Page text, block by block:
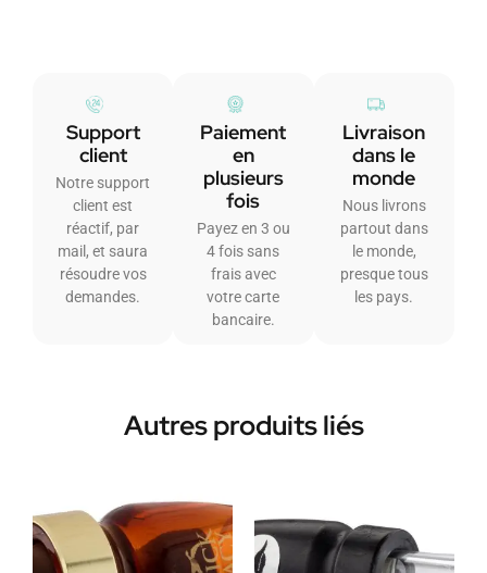
Support
client
Notre support
client est
réactif, par
mail, et saura
résoudre vos
demandes.
Paiement
en
plusieurs
fois
Payez en 3 ou
4 fois sans
frais avec
votre carte
bancaire.
Livraison
dans le
monde
Nous livrons
partout dans
le monde,
presque tous
les pays.
Autres produits liés